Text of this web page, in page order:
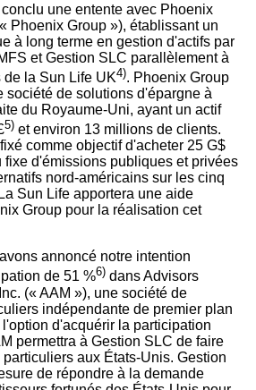
une entente avec Phoenix
Phoenix Group »), établissant un
à long terme en gestion d'actifs par
et Gestion SLC parallèlement à
de la Sun Life UK4). Phoenix Group
société de solutions d'épargne à
du Royaume-Uni, ayant un actif
5) et environ 13 millions de clients.
comme objectif d'acheter 25 G$
fixe d'émissions publiques et privées
nord-américains sur les cinq
Sun Life apportera une aide
Group pour la réalisation cet
annoncé notre intention
de 51 %6) dans Advisors
(« AAM »), une société de
indépendante de premier plan
d'acquérir la participation
permettra à Gestion SLC de faire
aux États-Unis. Gestion
de répondre à la demande